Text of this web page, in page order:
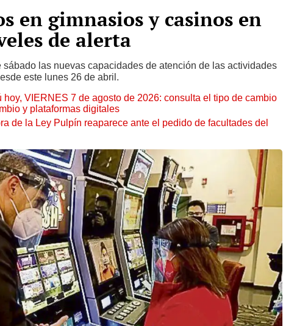
en gimnasios y casinos en
de alerta
las nuevas capacidades de atención de las actividades
este lunes 26 de abril.
VIERNES 7 de agosto de 2026: consulta el tipo de cambio
y plataformas digitales
de la Ley Pulpín reaparece ante el pedido de facultades del